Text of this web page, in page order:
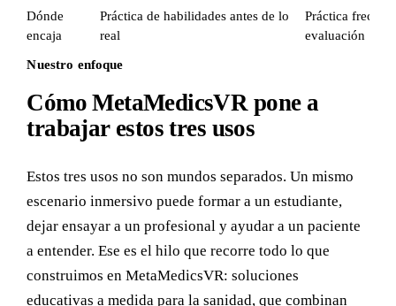
Dónde
encaja
Práctica de habilidades antes de lo
real
Práctica
evaluación
Nuestro enfoque
Cómo MetaMedicsVR pone a
trabajar estos tres usos
Estos tres usos no son mundos separados. Un mismo
escenario inmersivo puede formar a un estudiante,
dejar ensayar a un profesional y ayudar a un paciente
a entender. Ese es el hilo que recorre todo lo que
construimos en MetaMedicsVR: soluciones
educativas a medida para la sanidad, que combinan